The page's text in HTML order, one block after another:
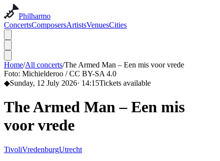
Philharmo
ConcertsComposersArtistsVenuesCities
Home/All concerts/The Armed Man – Een mis voor vrede
Foto: Michielderoo / CC BY-SA 4.0
◆Sunday, 12 July 2026· 14:15Tickets available
The Armed Man – Een mis
voor vrede
TivoliVredenburgUtrecht